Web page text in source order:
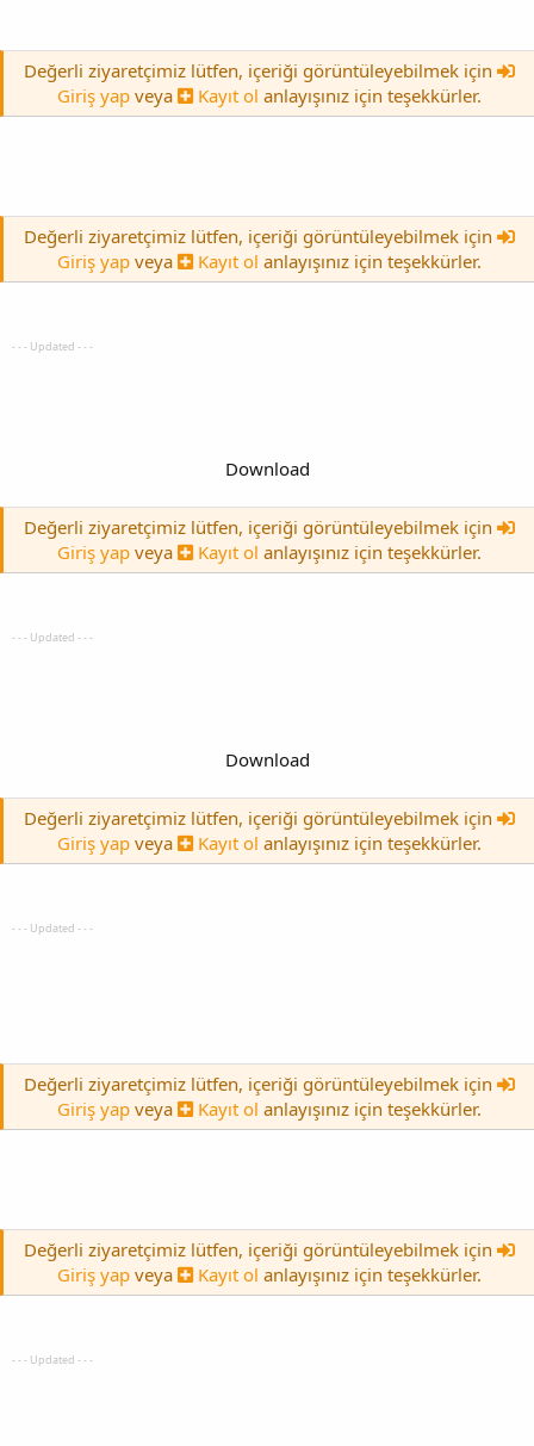
Değerli ziyaretçimiz lütfen, içeriği görüntüleyebilmek için
Giriş yap veya Kayıt ol anlayışınız için teşekkürler.
Değerli ziyaretçimiz lütfen, içeriği görüntüleyebilmek için
Giriş yap veya Kayıt ol anlayışınız için teşekkürler.
- - - Updated - - -
Download
Değerli ziyaretçimiz lütfen, içeriği görüntüleyebilmek için
Giriş yap veya Kayıt ol anlayışınız için teşekkürler.
- - - Updated - - -
Download
Değerli ziyaretçimiz lütfen, içeriği görüntüleyebilmek için
Giriş yap veya Kayıt ol anlayışınız için teşekkürler.
- - - Updated - - -
Değerli ziyaretçimiz lütfen, içeriği görüntüleyebilmek için
Giriş yap veya Kayıt ol anlayışınız için teşekkürler.
Değerli ziyaretçimiz lütfen, içeriği görüntüleyebilmek için
Giriş yap veya Kayıt ol anlayışınız için teşekkürler.
- - - Updated - - -